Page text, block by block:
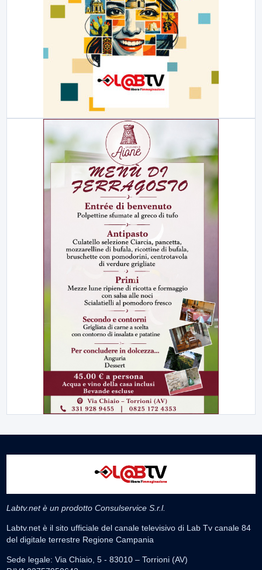
Labtv.net è un prodotto Consulservice S.r.l.
Labtv.net è il sito ufficiale del canale televisivo di Lab Tv canale 84
del digitale terrestre Regione Campania
Sede legale: Via Chiaio, 5 - 83010 – Torrioni (AV)